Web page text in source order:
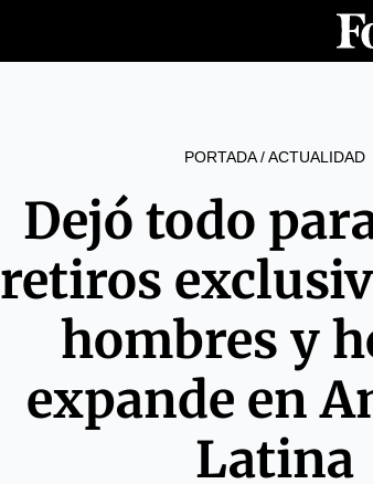
PORTADA/ACTUALIDAD
Dejó todo
retiros
hombres y
expande en
Latina